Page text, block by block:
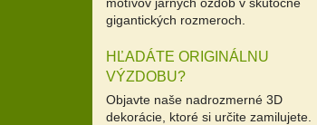
gigantických rozmeroch.
HĽADÁTE ORIGINÁLNU
VÝZDOBU?
Objavte naše nadrozmerné 3D
dekorácie, ktoré si určite zamilujete.